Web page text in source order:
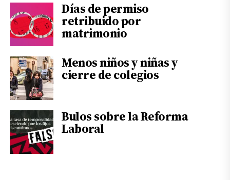
Días de permiso
retribuido por
matrimonio
Menos niños y niñas y
cierre de colegios
Bulos sobre la Reforma
Laboral